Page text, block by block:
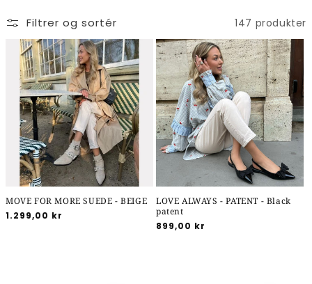
Filtrer og sortér 147 produkter
MOVE FOR MORE SUEDE - BEIGE
Normalpris
1.299,00 kr
LOVE ALWAYS - PATENT - Black
patent
Normalpris
899,00 kr